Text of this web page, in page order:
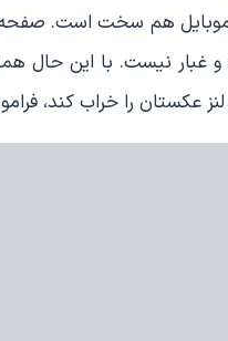
هم سخت است. صفحه‌ی
لنز عکستان را خراب کند،